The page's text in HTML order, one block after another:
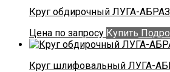
Круг обдирочный ЛУГА-
Цена по запросу Купить
Круг шлифовальный ЛУГА-